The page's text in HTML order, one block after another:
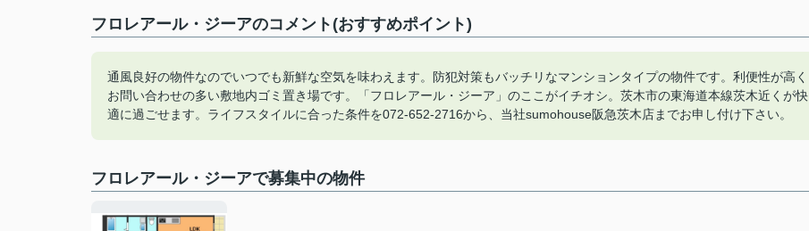
フロレアール・ジーアのコメント(おすすめポイント)
通風良好の物件なのでいつでも新鮮な空気を味わえます。防犯対策もバッチリなマンションタイプの物件です。利便性が高く
お問い合わせの多い敷地内ゴミ置き場です。「フロレアール・ジーア」のここがイチオシ。茨木市の東海道本線茨木近くが快
適に過ごせます。ライフスタイルに合った条件を072-652-2716から、当社sumohouse阪急茨木店までお申し付け下さい。
フロレアール・ジーアで募集中の物件